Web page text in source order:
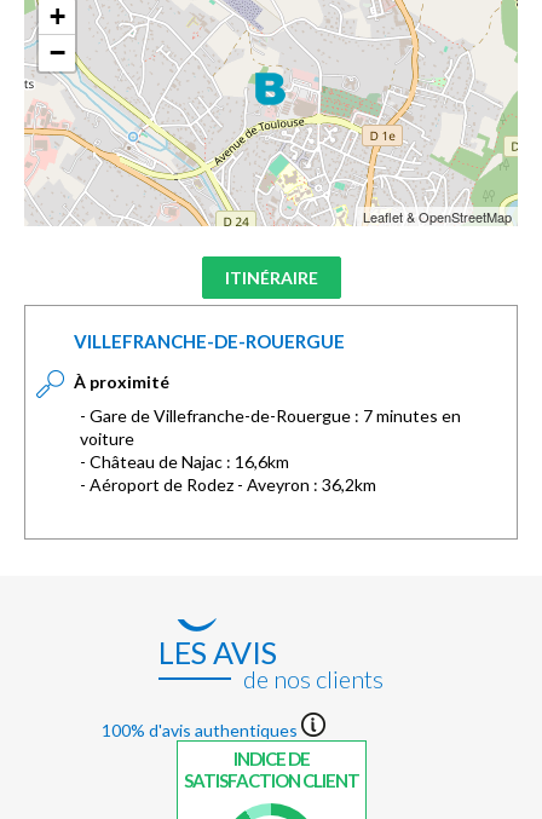
+
−
Leaflet & OpenStreetMap
ITINÉRAIRE
VILLEFRANCHE-DE-ROUERGUE
À proximité
- Gare de Villefranche-de-Rouergue : 7 minutes en
voiture
- Château de Najac : 16,6km
- Aéroport de Rodez - Aveyron : 36,2km
LES AVIS
de nos clients
100% d'avis authentiques
INDICE DE
SATISFACTION CLIENT